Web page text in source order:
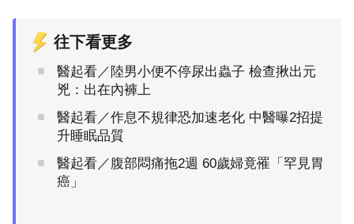
往下看更多
醫起看／陸男小便不停尿出蟲子 檢查揪出元
兇：出在內褲上
醫起看／作息不規律恐加速老化 中醫曝2招提
升睡眠品質
醫起看／腹部悶痛拖2週 60歲婦竟罹「罕見胃
癌」